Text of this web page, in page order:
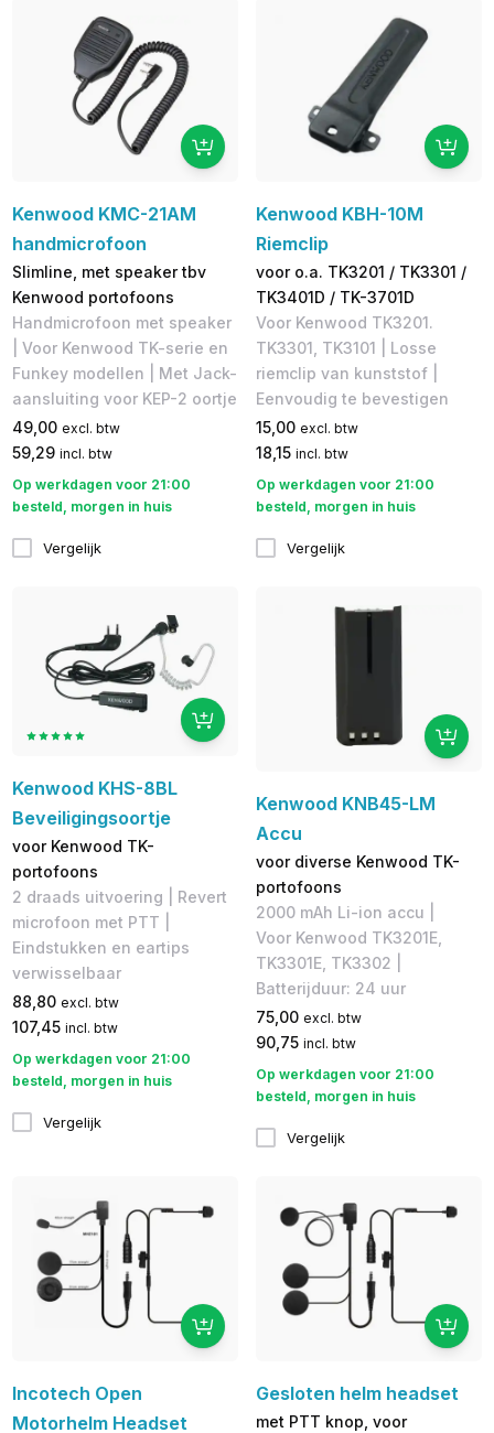
Kenwood KMC-21AM
handmicrofoon
Slimline, met speaker tbv
Kenwood portofoons
Handmicrofoon met speaker
| Voor Kenwood TK-serie en
Funkey modellen | Met Jack-
aansluiting voor KEP-2 oortje
49,00 excl. btw
59,29 incl. btw
Op werkdagen voor 21:00
besteld, morgen in huis
Vergelijk
Kenwood KBH-10M
Riemclip
voor o.a. TK3201 / TK3301 /
TK3401D / TK-3701D
Voor Kenwood TK3201.
TK3301, TK3101 | Losse
riemclip van kunststof |
Eenvoudig te bevestigen
15,00 excl. btw
18,15 incl. btw
Op werkdagen voor 21:00
besteld, morgen in huis
Vergelijk
Kenwood KHS-8BL
Beveiligingsoortje
voor Kenwood TK-
portofoons
2 draads uitvoering | Revert
microfoon met PTT |
Eindstukken en eartips
verwisselbaar
88,80 excl. btw
107,45 incl. btw
Op werkdagen voor 21:00
besteld, morgen in huis
Vergelijk
Kenwood KNB45-LM
Accu
voor diverse Kenwood TK-
portofoons
2000 mAh Li-ion accu |
Voor Kenwood TK3201E,
TK3301E, TK3302 |
Batterijduur: 24 uur
75,00 excl. btw
90,75 incl. btw
Op werkdagen voor 21:00
besteld, morgen in huis
Vergelijk
Incotech Open
Motorhelm Headset
Gesloten helm headset
met PTT knop, voor